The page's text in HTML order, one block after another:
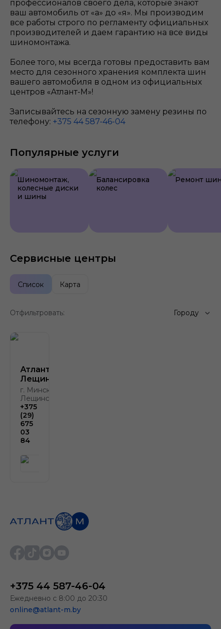
профессионалов своего дела, которые знают
ваш автомобиль от «а» до «я». Мы производим
все работы строго по регламенту официальных
производителей и даем гарантию на все виды
шиномонтажа.
Более того, мы всегда готовы предоставить вам
место для сезонного хранения комплекта шин
вашего автомобиля в одном из официальных
центров «Атлант-М»!
Записывайтесь на сезонную замену резины по
телефону: +375 44 587-46-04
Популярные услуги
Шиномонтаж,
колесные диски
и шины
Балансировка
колес
Ремонт
Сервисные центры
Список Карта
Отфильтровать: Городу
Атлант-М
Лещинского
г. Минск, ул.
Лещинского, 4
+375
(29)
675
03
84
+375 44 587-46-04
Ежедневно с 8:00 до 20:30
online@atlant-m.by